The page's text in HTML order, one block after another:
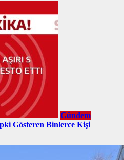
Gündem
Gösteren Binlerce Kişi